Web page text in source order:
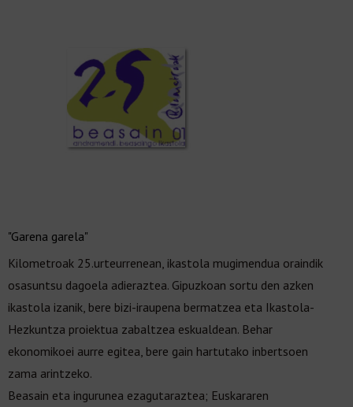
"Garena garela"
Kilometroak 25.urteurrenean, ikastola mugimendua oraindik
osasuntsu dagoela adieraztea. Gipuzkoan sortu den azken
ikastola izanik, bere bizi-iraupena bermatzea eta Ikastola-
Hezkuntza proiektua zabaltzea eskualdean. Behar
ekonomikoei aurre egitea, bere gain hartutako inbertsoen
zama arintzeko.
Beasain eta ingurunea ezagutaraztea; Euskararen